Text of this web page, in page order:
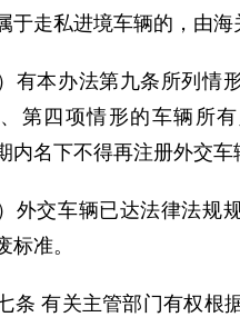
于走私进境车辆的，由海
本办法第九条所列情
第四项情形的车辆所
内名下不得再注册外交车
交车辆已达法律法规规
标准。
有关主管部门有权根